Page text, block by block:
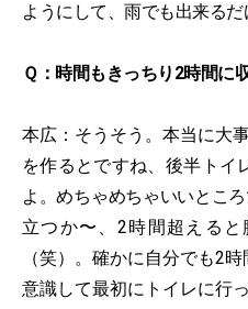
ようにして、雨でも出来るだ
Ｑ：時間もきっちり2時間に
本広：そうそう。本当に大
を作るとですね、後半トイ
よ。めちゃめちゃいいとこ
立つか〜、2時間超える
（笑）。確かに自分でも2
意識して最初にトイレに行